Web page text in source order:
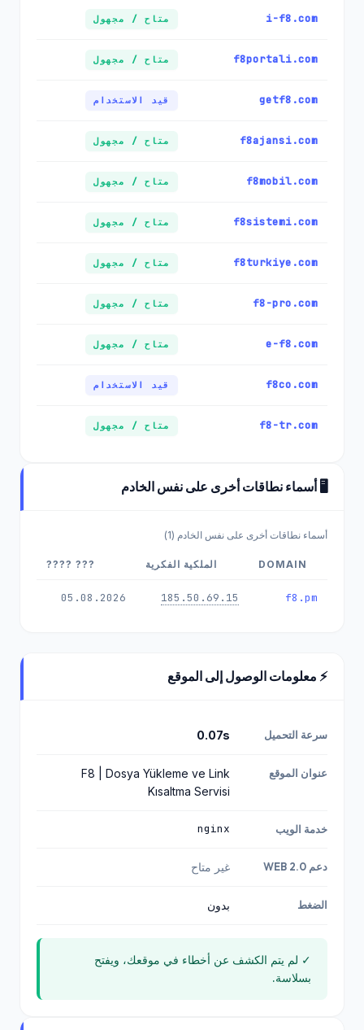
i-f8.com متاح / مجهول
f8portali.com متاح / مجهول
getf8.com قيد الاستخدام
f8ajansi.com متاح / مجهول
f8mobil.com متاح / مجهول
f8sistemi.com متاح / مجهول
f8turkiye.com متاح / مجهول
f8-pro.com متاح / مجهول
e-f8.com متاح / مجهول
f8co.com قيد الاستخدام
f8-tr.com متاح / مجهول
🖥️ أسماء نطاقات أخرى على نفس الخادم
أسماء نطاقات أخرى على نفس الخادم (1)
DOMAIN الملكية الفكرية ??? ????
f8.pm
185.50.69.15
05.08.2026
⚡ معلومات الوصول إلى الموقع
سرعة التحميل 0.07s
عنوان الموقع
F8 | Dosya Yükleme ve Link
Kısaltma Servisi
خدمة الويب nginx
دعم WEB 2.0 غير متاح
الضغط بدون
✓ لم يتم الكشف عن أخطاء في موقعك، ويفتح
بسلاسة.